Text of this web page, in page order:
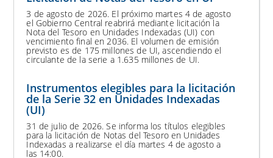
3 de agosto de 2026. El próximo martes 4 de agosto
el Gobierno Central reabrirá mediante licitación la
Nota del Tesoro en Unidades Indexadas (UI) con
vencimiento final en 2036. El volumen de emisión
previsto es de 175 millones de UI, ascendiendo el
circulante de la serie a 1.635 millones de UI.
Instrumentos elegibles para la licitación
de la Serie 32 en Unidades Indexadas
(UI)
31 de julio de 2026. Se informa los títulos elegibles
para la licitación de Notas del Tesoro en Unidades
Indexadas a realizarse el día martes 4 de agosto a
las 14:00.